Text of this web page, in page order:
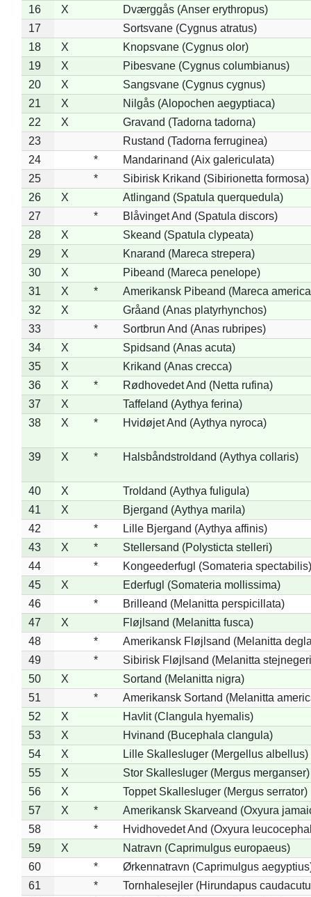
16
X
Dværggås (Anser erythropus)
17
Sortsvane (Cygnus atratus)
18
X
Knopsvane (Cygnus olor)
19
X
Pibesvane (Cygnus columbianus)
20
X
Sangsvane (Cygnus cygnus)
21
X
Nilgås (Alopochen aegyptiaca)
22
X
Gravand (Tadorna tadorna)
23
Rustand (Tadorna ferruginea)
24
*
Mandarinand (Aix galericulata)
25
*
Sibirisk Krikand (Sibirionetta formosa)
26
X
Atlingand (Spatula querquedula)
27
*
Blåvinget And (Spatula discors)
28
X
Skeand (Spatula clypeata)
29
X
Knarand (Mareca strepera)
30
X
Pibeand (Mareca penelope)
31
X *
Amerikansk Pibeand (Mareca
32
X
Gråand (Anas platyrhynchos)
33
*
Sortbrun And (Anas rubripes)
34
X
Spidsand (Anas acuta)
35
X
Krikand (Anas crecca)
36
X *
Rødhovedet And (Netta rufina)
37
X
Taffeland (Aythya ferina)
38
X * Hvidøjet And (Aythya nyroca)
39 X * Halsbåndstroldand (Aythya collaris)
40 X
Troldand (Aythya fuligula)
41
X
Bjergand (Aythya marila)
42
*
Lille Bjergand (Aythya affinis)
43
X *
Stellersand (Polysticta stelleri)
44
*
Kongeederfugl (Somateria spectabilis)
45
X
Ederfugl (Somateria mollissima)
46
*
Brilleand (Melanitta perspicillata)
47
X
Fløjlsand (Melanitta fusca)
48
*
Amerikansk Fløjlsand (Melanitta
49
*
Sibirisk Fløjlsand (Melanitta
50
X
Sortand (Melanitta nigra)
51
*
Amerikansk Sortand (Melanitta
52
X
Havlit (Clangula hyemalis)
53
X
Hvinand (Bucephala clangula)
54
X
Lille Skallesluger (Mergellus albellus)
55
X
Stor Skallesluger (Mergus merganser)
56
X
Toppet Skallesluger (Mergus serrator)
57
X *
Amerikansk Skarveand (Oxyura
58
*
Hvidhovedet And (Oxyura
59
X
Natravn (Caprimulgus europaeus)
60
*
Ørkennatravn (Caprimulgus
61
*
Tornhalesejler (Hirundapus